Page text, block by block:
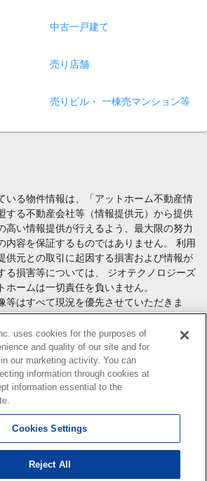
中古一戸建て
売り店舗
売りビル・ 一棟売マンション等
いる物件情報は、「アットホーム不動産情
する不動産会社等（情報提供元）から提供
高い情報提供が行えるよう、最大限の努力
内容を保証するものではありません。 利用
供元との取引に起因する損害および情報が
る損害等については、 ジオテクノロジーズ
ームは一切責任を負いません。
等はすべて現況を優先させていただきま
、資金調達等を含みます）の際には、内容
各情報提供元より十分な説明を受け、ご自
てください。
報のご掲載、その他不動産業務ソリューシ
会社様のお問合せはこちら
サイトに掲載している情報の無断転載を禁止します。著作権
情報提供者に帰属します。
uses cookies for the purposes of
and quality of our site and for
our marketing activity. You can
information through cookies at
information essential to the
Cookies Settings
Reject All